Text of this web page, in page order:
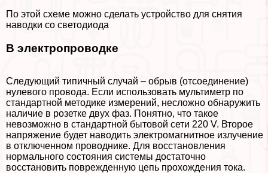
По этой схеме можно сделать устройство для снятия
наводки со светодиода
В электропроводке
Следующий типичный случай – обрыв (отсоединение)
нулевого провода. Если использовать мультиметр по
стандартной методике измерений, несложно обнаружить
наличие в розетке двух фаз. Понятно, что такое
невозможно в стандартной бытовой сети 220 V. Второе
напряжение будет наводить электромагнитное излучение
в отключенном проводнике. Для восстановления
нормального состояния системы достаточно
восстановить поврежденную цепь прохождения тока.